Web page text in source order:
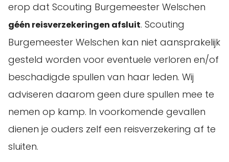
erop dat Scouting Burgemeester Welschen
géén reisverzekeringen afsluit. Scouting
Burgemeester Welschen kan niet aansprakelijk
gesteld worden voor eventuele verloren en/of
beschadigde spullen van haar leden. Wij
adviseren daarom geen dure spullen mee te
nemen op kamp. In voorkomende gevallen
dienen je ouders zelf een reisverzekering af te
sluiten.